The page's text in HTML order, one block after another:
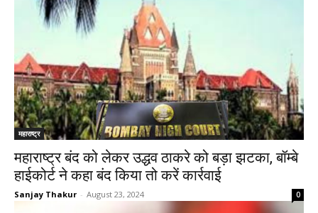
महाराष्ट्र
महाराष्ट्र बंद को लेकर उद्धव ठाकरे को बड़ा झटका, बॉम्बे
हाईकोर्ट ने कहा बंद किया तो करें कार्रवाई
Sanjay Thakur - August 23, 2024 0